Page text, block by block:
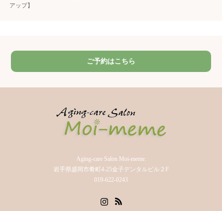
アップ】
ご予約はこちら
Aging-care Salon Moi-meme.
岩手県盛岡市肴町4-25金子デンタルビル２F
019-622-0243